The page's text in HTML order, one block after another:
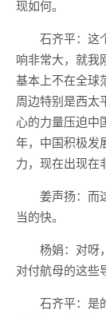
现如何。
石齐平：这
响非常大，就我
基本上不在全球
周边特别是西太
心的力量压迫中
年，中国积极发
力，现在出现在
姜声扬：而
当的快。
杨娟：对呀
对付航母的这些
石齐平：是